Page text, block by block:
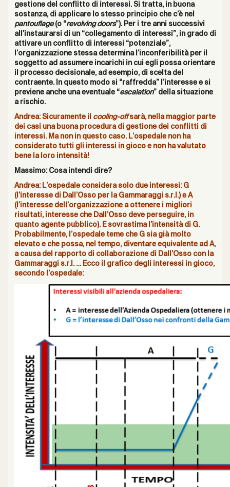
gestione del conflitto di interessi. Si tratta, in buona
sostanza, di applicare lo stesso principio che c’è nel
pantouflage(o “revolving doors”). Per i tre anni successivi
all’instaurarsi di un “collegamento di interessi”, in grado di
attivare un conflitto di interessi “potenziale”,
l’organizzazione stessa determina l’inconferibilità per il
soggetto ad assumere incarichi in cui egli possa orientare
il processo decisionale, ad esempio, di scelta del
contraente. In questo modo si “raffredda” l’interesse e si
previene anche una eventuale “escalation” della situazione
a rischio.
Andrea: Sicuramente il cooling-offsarà, nella maggior parte
dei casi una buona procedura di gestione dei conflitti di
interessi. Ma non in questo caso. L’ospedale non ha
considerato tutti gli interessi in gioco e non ha valutato
bene la loro intensità!
Massimo: Cosa intendi dire?
Andrea: L’ospedale considera solo due interessi: G
(l’interesse di Dall’Osso per la Gammaraggi s.r.l.) e A
(l’interesse dell’organizzazione a ottenere i migliori
risultati, interesse che Dall’Osso deve perseguire, in
quanto agente pubblico). E sovrastima l’intensità di G.
Probabilmente, l’ospedale teme che G sia già molto
elevato e che possa, nel tempo, diventare equivalente ad A,
a causa del rapporto di collaborazione di Dall’Osso con la
Gammaraggi s.r.l. … Ecco il grafico degli interessi in gioco,
secondo l’ospedale: